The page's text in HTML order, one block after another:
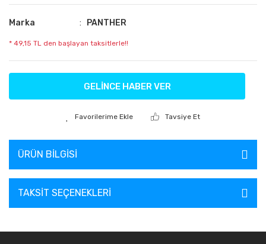
Marka PANTHER
* 49,15 TL den başlayan taksitlerle!!
GELİNCE HABER VER
Tavsiye Et
ÜRÜN BILGISI
TAKSIT SEÇENEKLERI